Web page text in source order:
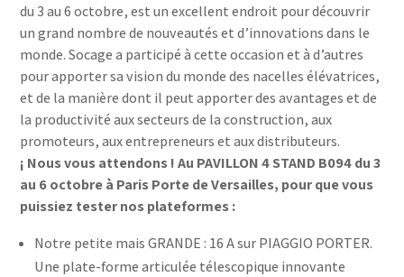
du 3 au 6 octobre, est un excellent endroit pour découvrir
un grand nombre de nouveautés et d’innovations dans le
monde. Socage a participé à cette occasion et à d’autres
pour apporter sa vision du monde des nacelles élévatrices,
et de la manière dont il peut apporter des avantages et de
la productivité aux secteurs de la construction, aux
promoteurs, aux entrepreneurs et aux distributeurs.
¡ Nous vous attendons ! Au PAVILLON 4 STAND B094 du 3
au 6 octobre à Paris Porte de Versailles, pour que vous
puissiez tester nos plateformes :
Notre petite mais GRANDE : 16 A sur PIAGGIO PORTER.
Une plate-forme articulée télescopique innovante